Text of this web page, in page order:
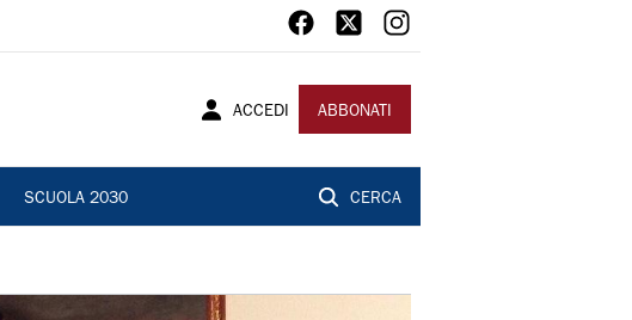
ACCEDI ABBONATI
SCUOLA 2030 CERCA